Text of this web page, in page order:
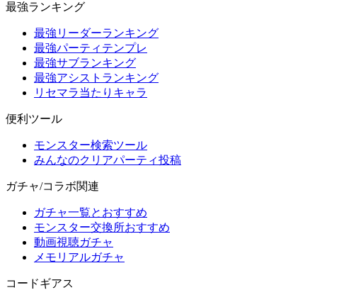
最強ランキング
最強リーダーランキング
最強パーティテンプレ
最強サブランキング
最強アシストランキング
リセマラ当たりキャラ
便利ツール
モンスター検索ツール
みんなのクリアパーティ投稿
ガチャ/コラボ関連
ガチャ一覧とおすすめ
モンスター交換所おすすめ
動画視聴ガチャ
メモリアルガチャ
コードギアス